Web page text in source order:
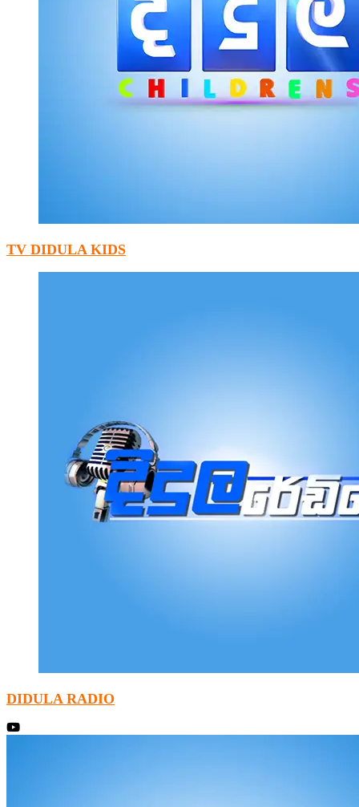
TV DIDULA KIDS
DIDULA RADIO